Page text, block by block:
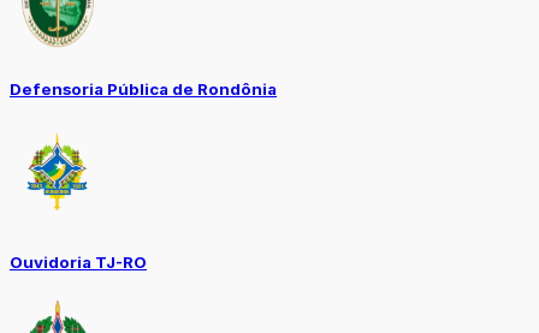
Defensoria Pública de Rondônia
Ouvidoria TJ-RO